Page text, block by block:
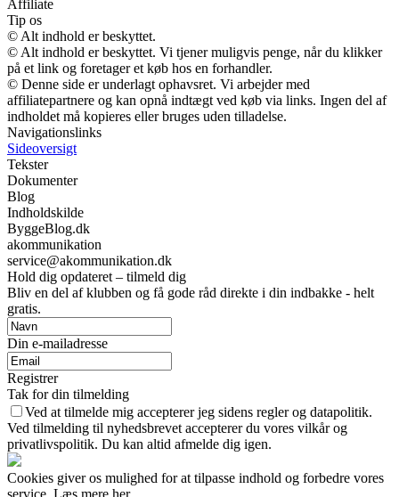
Affiliate
Tip os
© Alt indhold er beskyttet.
© Alt indhold er beskyttet. Vi tjener muligvis penge, når du klikker
på et link og foretager et køb hos en forhandler.
© Denne side er underlagt ophavsret. Vi arbejder med
affiliatepartnere og kan opnå indtægt ved køb via links. Ingen del af
indholdet må kopieres eller bruges uden tilladelse.
Navigationslinks
Sideoversigt
Tekster
Dokumenter
Blog
Indholdskilde
ByggeBlog.dk
akommunikation
service@akommunikation.dk
Hold dig opdateret – tilmeld dig
Bliv en del af klubben og få gode råd direkte i din indbakke - helt
gratis.
Din e-mailadresse
Registrer
Tak for din tilmelding
Ved at tilmelde mig accepterer jeg sidens regler og datapolitik.
Ved tilmelding til nyhedsbrevet accepterer du vores vilkår og
privatlivspolitik. Du kan altid afmelde dig igen.
Cookies giver os mulighed for at tilpasse indhold og forbedre vores